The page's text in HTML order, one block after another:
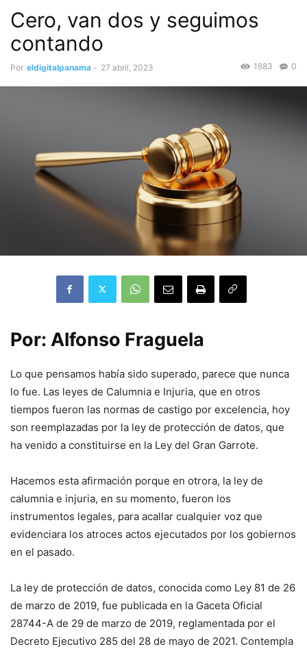
Cero, van dos y seguimos
contando
Por eldigitalpanama - 27 abril, 2023 0
1883
Por: Alfonso Fraguela
Lo que pensamos había sido superado, parece que nunca
lo fue. Las leyes de Calumnia e Injuria, que en otros
tiempos fueron las normas de castigo por excelencia, hoy
son reemplazadas por la ley de protección de datos, que
ha venido a constituirse en la Ley del Gran Garrote.
Hacemos esta afirmación porque en otrora, la ley de
calumnia e injuria, en su momento, fueron los
instrumentos legales, para acallar cualquier voz que
evidenciara los atroces actos ejecutados por los gobiernos
en el pasado.
La ley de protección de datos, conocida como Ley 81 de 26
de marzo de 2019, fue publicada en la Gaceta Oficial
28744-A de 29 de marzo de 2019, reglamentada por el
Decreto Ejecutivo 285 del 28 de mayo de 2021. Contempla